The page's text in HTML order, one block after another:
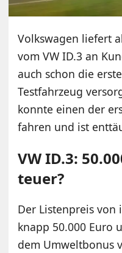
Volkswagen liefert
vom VW ID.3 an
auch schon die
Testfahrzeug
konnte einen der
fahren und ist
VW ID.3:
teuer?
Der Listenpreis von
knapp 50.000 Euro
dem Umweltbonus